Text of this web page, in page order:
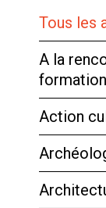
Tous les
A la
Action